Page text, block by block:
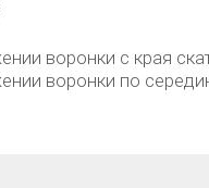
воронки с края
воронки по